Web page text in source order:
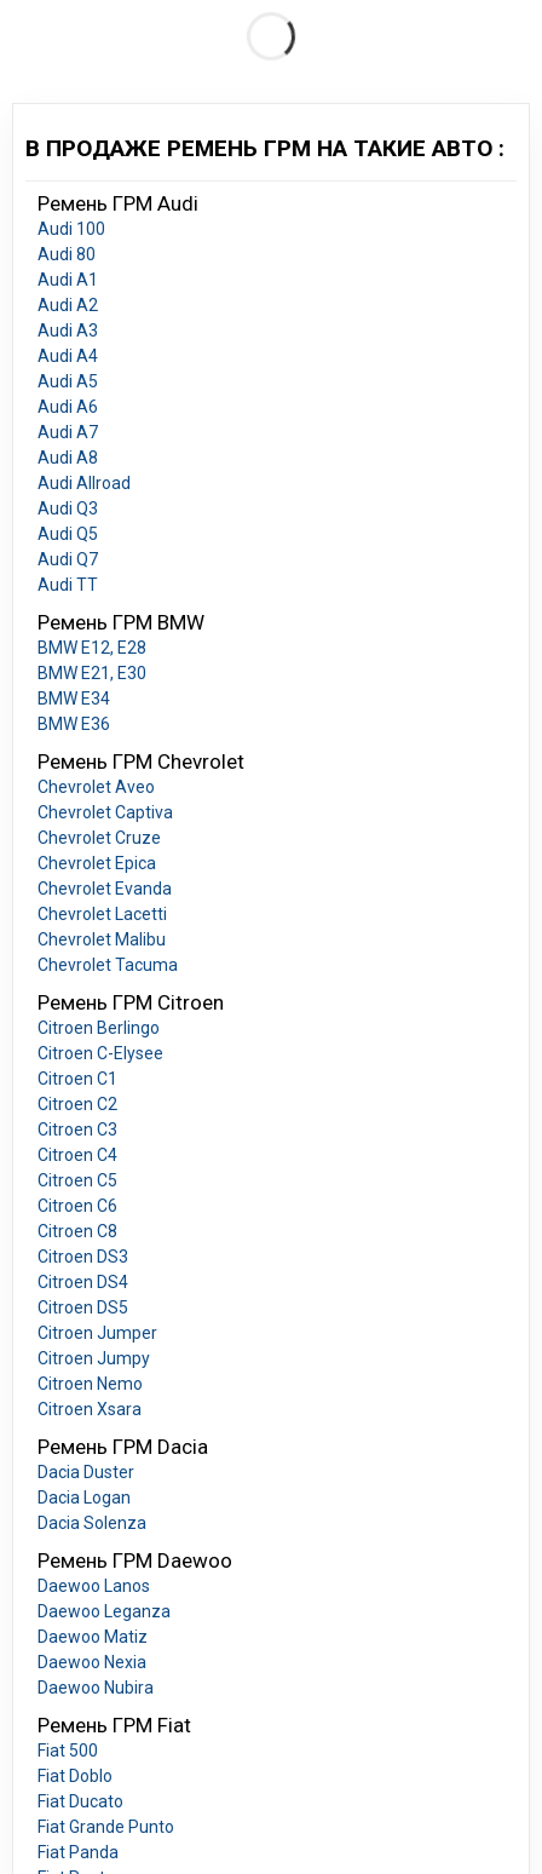
В ПРОДАЖЕ РЕМЕНЬ ГРМ НА ТАКИЕ АВТО :
Ремень ГРМ Audi
Audi 100
Audi 80
Audi A1
Audi A2
Audi A3
Audi A4
Audi A5
Audi A6
Audi A7
Audi A8
Audi Allroad
Audi Q3
Audi Q5
Audi Q7
Audi TT
Ремень ГРМ BMW
BMW E12, E28
BMW E21, E30
BMW E34
BMW E36
Ремень ГРМ Chevrolet
Chevrolet Aveo
Chevrolet Captiva
Chevrolet Cruze
Chevrolet Epica
Chevrolet Evanda
Chevrolet Lacetti
Chevrolet Malibu
Chevrolet Tacuma
Ремень ГРМ Citroen
Citroen Berlingo
Citroen C-Elysee
Citroen C1
Citroen C2
Citroen C3
Citroen C4
Citroen C5
Citroen C6
Citroen C8
Citroen DS3
Citroen DS4
Citroen DS5
Citroen Jumper
Citroen Jumpy
Citroen Nemo
Citroen Xsara
Ремень ГРМ Dacia
Dacia Duster
Dacia Logan
Dacia Solenza
Ремень ГРМ Daewoo
Daewoo Lanos
Daewoo Leganza
Daewoo Matiz
Daewoo Nexia
Daewoo Nubira
Ремень ГРМ Fiat
Fiat 500
Fiat Doblo
Fiat Ducato
Fiat Grande Punto
Fiat Panda